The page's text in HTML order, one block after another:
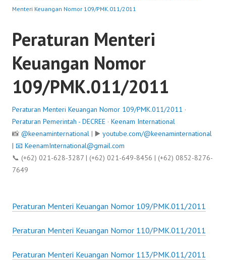
Menteri Keuangan Nomor 109/PMK.011/2011
Peraturan Menteri
Keuangan Nomor
109/PMK.011/2011
Peraturan Menteri Keuangan Nomor 109/PMK.011/2011 ·
Peraturan Pemerintah - DECREE · Keenam International
📸 @keenaminternational | ▶️ youtube.com/@keenaminternational
| 📧 KeenamInternational@gmail.com
📞 (+62) 021-628-3287 | (+62) 021-649-8456 | (+62) 0852-8276-
7649
Peraturan Menteri Keuangan Nomor 109/PMK.011/2011
Peraturan Menteri Keuangan Nomor 110/PMK.011/2011
Peraturan Menteri Keuangan Nomor 113/PMK.011/2011